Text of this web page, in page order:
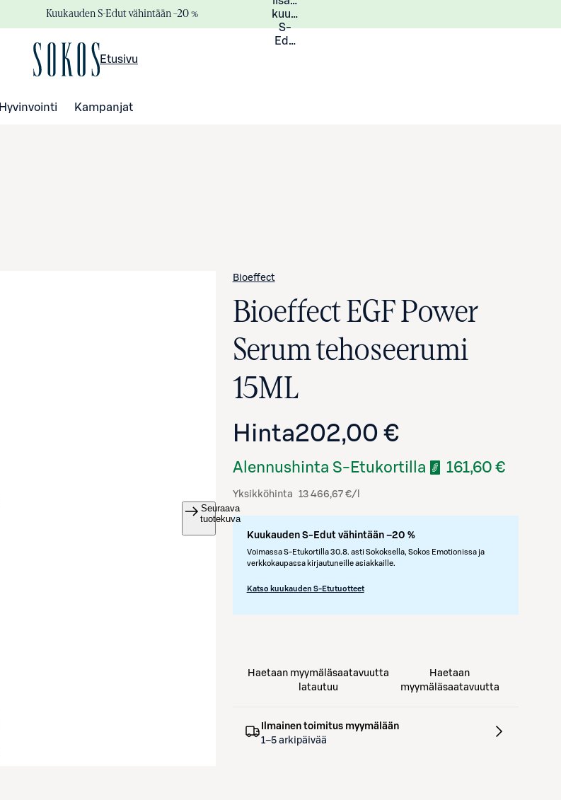
Kuukauden S-Edut vähintään –20 %
kuukauden
S-
Eduista
Etusivu
Hyvinvointi Kampanjat
Seuraava
tuotekuva
Bioeffect
Bioeffect EGF Power
Serum tehoseerumi
15ML
Hinta202,00 €
Alennushinta S-Etukortilla 161,60 €
Yksikköhinta 13 466,67 €/l
Kuukauden S-Edut vähintään –20 %
Voimassa S-Etukortilla 30.8. asti Sokoksella, Sokos Emotionissa ja
verkkokaupassa kirjautuneille asiakkaille.
Katso kuukauden S-Etutuotteet
Haetaan myymäläsaatavuutta
latautuu
Haetaan
myymäläsaatavuutta
Ilmainen toimitus myymälään
1–5 arkipäivää